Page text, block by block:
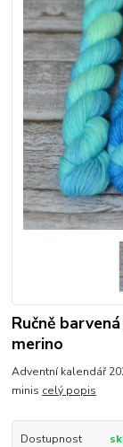
Ručně
merino
Adventní kalendář
minis celý popis
Dostupnost